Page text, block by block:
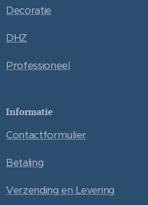
Decoratie
DHZ
Professioneel
Informatie
Contactformulier
Betaling
Verzending en Levering